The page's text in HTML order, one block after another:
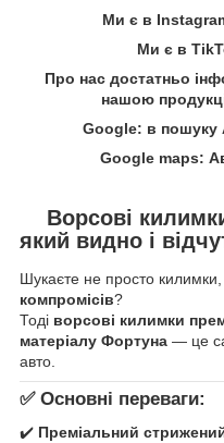
Ми є в
Ми є в
Про нас достатньо
нашою
Google: в пошуку
Google maps:
Ворсові
який видно і
Шукаєте не просто
компромісів?
Тоді ворсові килимки
матеріалу Фортуна — це
авто.
✅ Основні переваги:
✔️ Преміальний